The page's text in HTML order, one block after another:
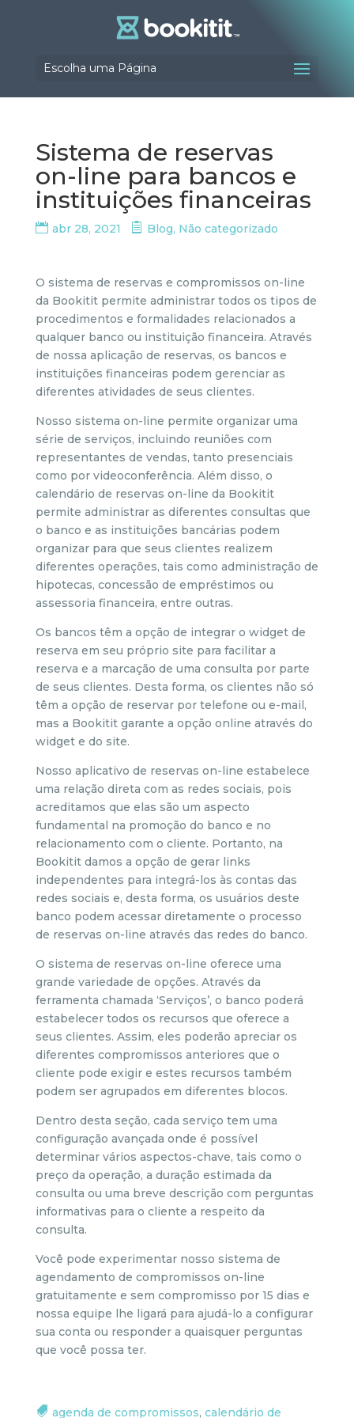
Escolha uma Página
Sistema de reservas
on-line para bancos e
instituições financeiras
abr 28, 2021 Blog, Não categorizado
O sistema de reservas e compromissos on-line
da Bookitit permite administrar todos os tipos de
procedimentos e formalidades relacionados a
qualquer banco ou instituição financeira. Através
de nossa aplicação de reservas, os bancos e
instituições financeiras podem gerenciar as
diferentes atividades de seus clientes.
Nosso sistema on-line permite organizar uma
série de serviços, incluindo reuniões com
representantes de vendas, tanto presenciais
como por videoconferência. Além disso, o
calendário de reservas on-line da Bookitit
permite administrar as diferentes consultas que
o banco e as instituições bancárias podem
organizar para que seus clientes realizem
diferentes operações, tais como administração de
hipotecas, concessão de empréstimos ou
assessoria financeira, entre outras.
Os bancos têm a opção de integrar o widget de
reserva em seu próprio site para facilitar a
reserva e a marcação de uma consulta por parte
de seus clientes. Desta forma, os clientes não só
têm a opção de reservar por telefone ou e-mail,
mas a Bookitit garante a opção online através do
widget e do site.
Nosso aplicativo de reservas on-line estabelece
uma relação direta com as redes sociais, pois
acreditamos que elas são um aspecto
fundamental na promoção do banco e no
relacionamento com o cliente. Portanto, na
Bookitit damos a opção de gerar links
independentes para integrá-los às contas das
redes sociais e, desta forma, os usuários deste
banco podem acessar diretamente o processo
de reservas on-line através das redes do banco.
O sistema de reservas on-line oferece uma
grande variedade de opções. Através da
ferramenta chamada ‘Serviços’, o banco poderá
estabelecer todos os recursos que oferece a
seus clientes. Assim, eles poderão apreciar os
diferentes compromissos anteriores que o
cliente pode exigir e estes recursos também
podem ser agrupados em diferentes blocos.
Dentro desta seção, cada serviço tem uma
configuração avançada onde é possível
determinar vários aspectos-chave, tais como o
preço da operação, a duração estimada da
consulta ou uma breve descrição com perguntas
informativas para o cliente a respeito da
consulta.
Você pode experimentar nosso sistema de
agendamento de compromissos on-line
gratuitamente e sem compromisso por 15 dias e
nossa equipe lhe ligará para ajudá-lo a configurar
sua conta ou responder a quaisquer perguntas
que você possa ter.
agenda de compromissos, calendário de